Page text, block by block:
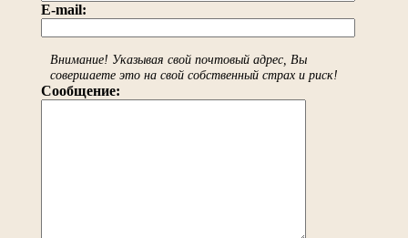
E-mail:
Внимание! Указывая свой почтовый адрес, Вы
совершаете это на свой собственный страх и риск!
Сообщение: